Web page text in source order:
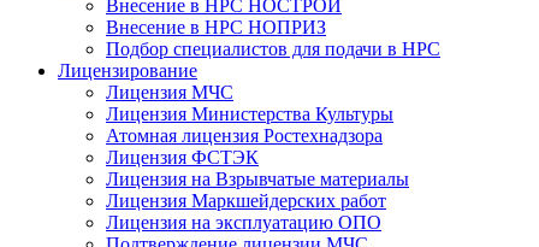
Внесение в НРС НОСТРОЙ
Внесение в НРС НОПРИЗ
Подбор специалистов для подачи в НРС
Лицензирование
Лицензия МЧС
Лицензия Министерства Культуры
Атомная лицензия Ростехнадзора
Лицензия ФСТЭК
Лицензия на Взрывчатые материалы
Лицензия Маркшейдерских работ
Лицензия на эксплуатацию ОПО